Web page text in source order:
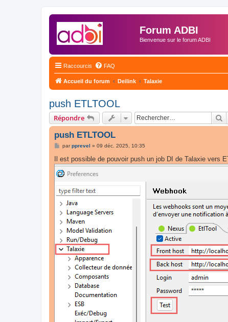
Forum ADBI
Bienvenue sur le forum ADBI
Raccourcis FAQ
Accueil du forum Deilink Talaxie
push ETLTOOL
Répondre
push ETLTOOL
M
s
s
a
g
parpprevel » 09 déc. 2025, 10:35
Il est possible de pouvoir push un job DI de Talaxie vers